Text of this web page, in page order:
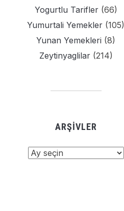
Yogurtlu Tarifler(66)
Yumurtali Yemekler (105)
Yunan Yemekleri (8)
Zeytinyaglilar(214)
ARŞIVLER